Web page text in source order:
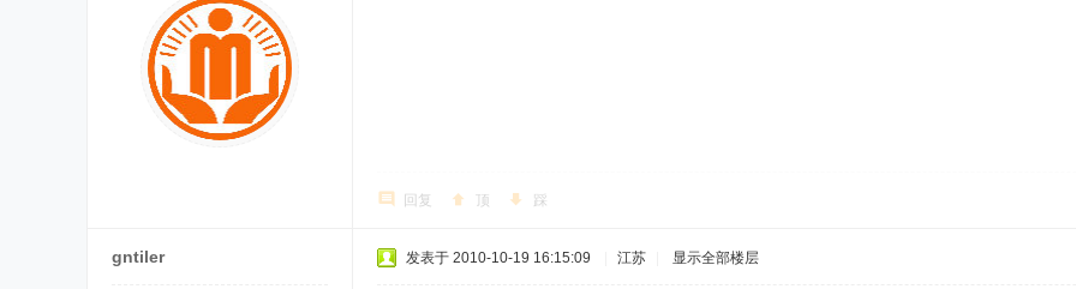
回复 顶 踩
gntiler 发表于 2010-10-19 16:15:09 江苏 显示全部楼层